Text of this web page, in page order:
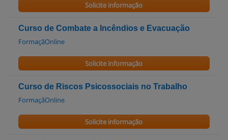
Solicite informação
Curso de Combate a Incêndios e Evacuação
FormaçãOnline
Solicite informação
Curso de Riscos Psicossociais no Trabalho
FormaçãOnline
Solicite informação